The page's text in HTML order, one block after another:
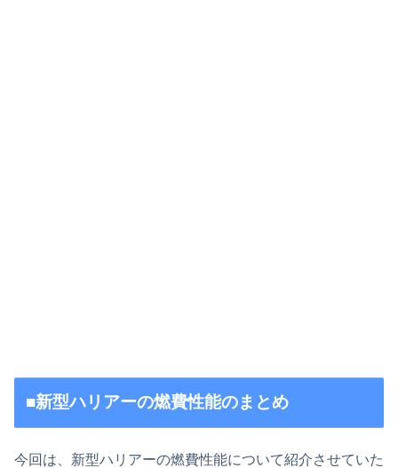
■新型ハリアーの燃費性能のまとめ
今回は、新型ハリアーの燃費性能について紹介させていた